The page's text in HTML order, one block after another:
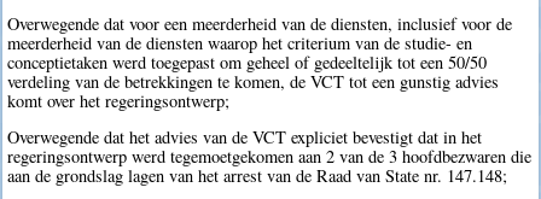
Overwegende dat voor een meerderheid van de diensten, inclusief voor de
meerderheid van de diensten waarop het criterium van de studie- en
conceptietaken werd toegepast om geheel of gedeeltelijk tot een 50/50
verdeling van de betrekkingen te komen, de VCT tot een gunstig advies
komt over het regeringsontwerp;
Overwegende dat het advies van de VCT expliciet bevestigt dat in het
regeringsontwerp werd tegemoetgekomen aan 2 van de 3 hoofdbezwaren die
aan de grondslag lagen van het arrest van de Raad van State nr. 147.148;